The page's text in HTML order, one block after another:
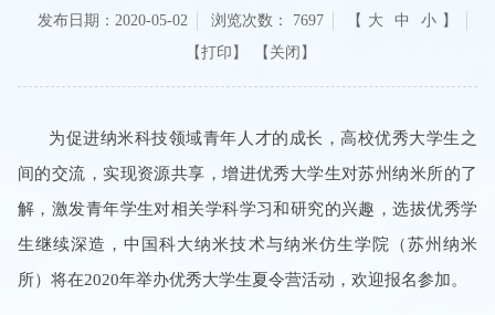
发布日期：2020-05-02 浏览次数： 7697 【 大 中 小 】
【关闭】
为促进纳米科技领域青年人才的成长，高校优秀大学生之
间的交流，实现资源共享，增进优秀大学生对苏州纳米所的了
解，激发青年学生对相关学科学习和研究的兴趣，选拔优秀学
生继续深造，中国科大纳米技术与纳米仿生学院（苏州纳米
所）将在2020年举办优秀大学生夏令营活动，欢迎报名参加。